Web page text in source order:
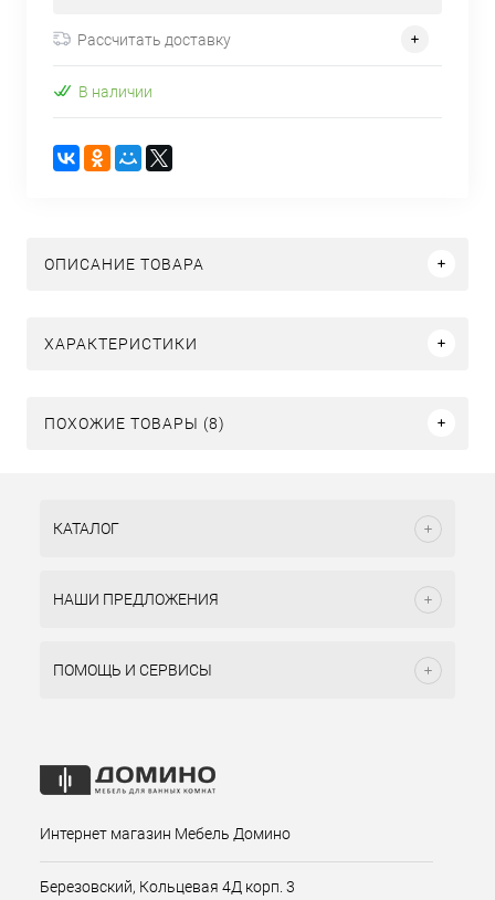
Рассчитать доставку
В наличии
ОПИСАНИЕ ТОВАРА
ХАРАКТЕРИСТИКИ
ПОХОЖИЕ ТОВАРЫ (8)
КАТАЛОГ
НАШИ ПРЕДЛОЖЕНИЯ
ПОМОЩЬ И СЕРВИСЫ
Интернет магазин Мебель Домино
Березовский, Кольцевая 4Д корп. 3